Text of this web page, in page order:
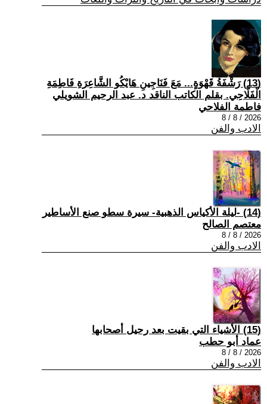
(13) رَشْفَةُ قَهْوَةٍ... مَعَ فَنَاجِينِ هَايْكُو الشَّاعِرَةِ فَاطِمَةِ
الْفَلَّاحِي. بقلم الكاتب الناقد د. عبد الرحيم الشويلي
فاطمة الفلاحي
2026 / 8 / 8
الادب والفن
(14) -ليلة الأكياس الذهبية- سيرة سطو صنع الأساطير
معتصم الصالح
2026 / 8 / 8
الادب والفن
(15) الأشياء التي بقيت بعد رحيل أصحابها
عماد أبو حطب
2026 / 8 / 8
الادب والفن